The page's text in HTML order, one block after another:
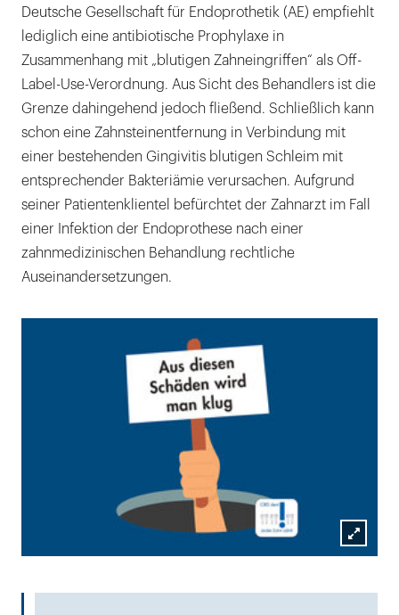
Deutsche Gesellschaft für Endoprothetik (AE) empfiehlt
lediglich eine antibiotische Prophylaxe in
Zusammenhang mit „blutigen Zahneingriffen“ als Off-
Label-Use-Verordnung. Aus Sicht des Behandlers ist die
Grenze dahingehend jedoch fließend. Schließlich kann
schon eine Zahnsteinentfernung in Verbindung mit
einer bestehenden Gingivitis blutigen Schleim mit
entsprechender Bakteriämie verursachen. Aufgrund
seiner Patientenklientel befürchtet der Zahnarzt im Fall
einer Infektion der Endoprothese nach einer
zahnmedizinischen Behandlung rechtliche
Auseinandersetzungen.